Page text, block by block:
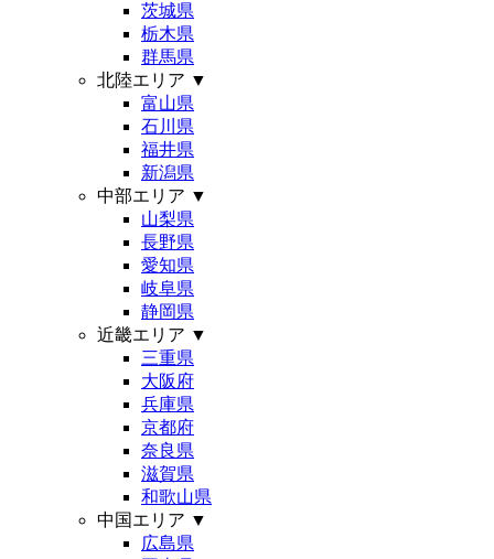
茨城県
栃木県
群馬県
北陸エリア ▼
富山県
石川県
福井県
新潟県
中部エリア ▼
山梨県
長野県
愛知県
岐阜県
静岡県
近畿エリア ▼
三重県
大阪府
兵庫県
京都府
奈良県
滋賀県
和歌山県
中国エリア ▼
広島県